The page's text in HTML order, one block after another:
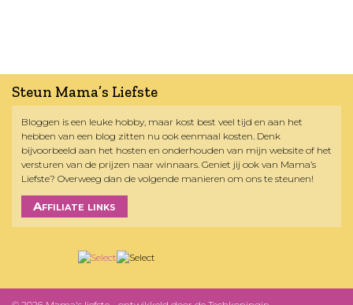
Steun Mama’s Liefste
Bloggen is een leuke hobby, maar kost best veel tijd en aan het
hebben van een blog zitten nu ook eenmaal kosten. Denk
bijvoorbeeld aan het hosten en onderhouden van mijn website of het
versturen van de prijzen naar winnaars. Geniet jij ook van Mama’s
Liefste? Overweeg dan de volgende manieren om ons te steunen!
Affiliate links